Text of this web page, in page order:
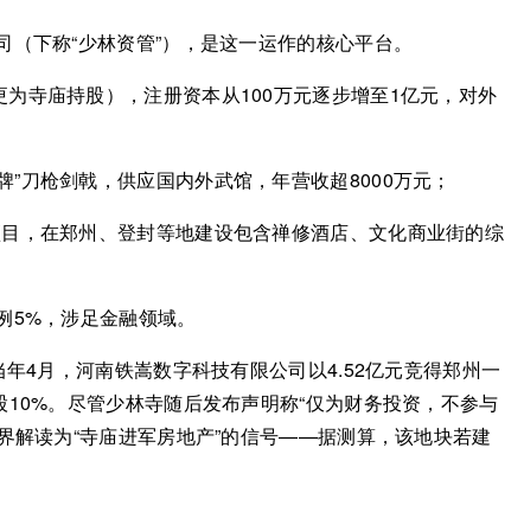
下称“少林资管”），是这一运作的核心平台。
寺庙持股），注册资本从100万元逐步增至1亿元，对外
刀枪剑戟，供应国内外武馆，年营收超8000万元；
，在郑州、登封等地建设包含禅修酒店、文化商业街的综
，涉足金融领域。
4月，河南铁嵩数字科技有限公司以4.52亿元竞得郑州一
。尽管少林寺随后发布声明称“仅为财务投资，不参与
解读为“寺庙进军房地产”的信号——据测算，该地块若建